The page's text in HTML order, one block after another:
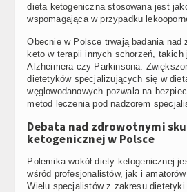
dieta ketogeniczna stosowana jest
wspomagająca w przypadku
Obecnie w Polsce trwają badania nad
keto w terapii innych schorzeń, takich
Alzheimera czy Parkinsona.
dietetyków specjalizujących się w
węglowodanowych pozwala na
metod leczenia pod nadzorem
Debata nad zdrowotnymi
ketogenicznej w Polsce
Polemika wokół diety ketogenicznej
wśród profesjonalistów, jak i
Wielu specjalistów z zakresu